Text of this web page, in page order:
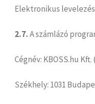
Elektronikus
2.7.A számlázó
Cégnév: KBOSS.hu
Székhely: 1031